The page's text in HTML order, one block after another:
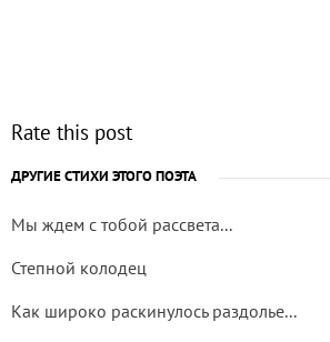
Rate this post
ДРУГИЕ СТИХИ ЭТОГО ПОЭТА
Мы ждем с тобой рассвета...
Степной колодец
Как широко раскинулось раздолье...